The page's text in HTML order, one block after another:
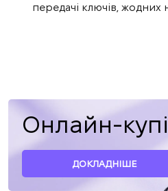
передачі ключів, жодних
Онлайн-
ДОКЛАДНІШЕ